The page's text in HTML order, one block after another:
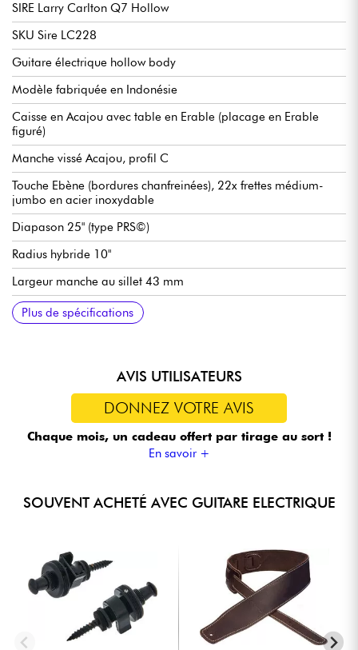
SIRE Larry Carlton Q7 Hollow
SKU Sire LC228
Guitare électrique hollow body
Modèle fabriquée en Indonésie
Caisse en Acajou avec table en Erable (placage en Erable
figuré)
Manche vissé Acajou, profil C
Touche Ebène (bordures chanfreinées), 22x frettes médium-
jumbo en acier inoxydable
Diapason 25" (type PRS©)
Radius hybride 10"
Largeur manche au sillet 43 mm
Micro double bobinage Sire Q Humbucker
Volume pour chaque micro
Tonalité pour chaque micro
Sélecteur micros 3x positions
Chevalet fixe Sire Modern Tune-O-Matic & Aluminium Stop Tail
Piece
Mécaniques Sire Premium Locking Tuners
Finition brillant
Plus de spécifications
AVIS UTILISATEURS
DONNEZ VOTRE AVIS
Chaque mois, un cadeau offert par tirage au sort !
En savoir +
SOUVENT ACHETÉ AVEC GUITARE ELECTRIQUE